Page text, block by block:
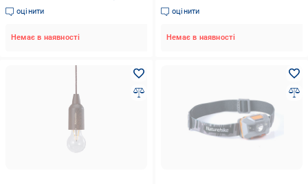
блакитний
оцінити
Немає в наявності
оцінити
Немає в наявності